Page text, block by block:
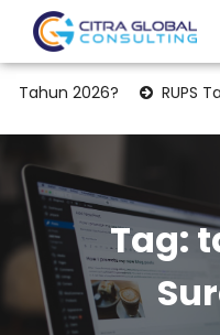
2026? RUPS
Tag: